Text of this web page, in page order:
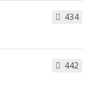
434
442